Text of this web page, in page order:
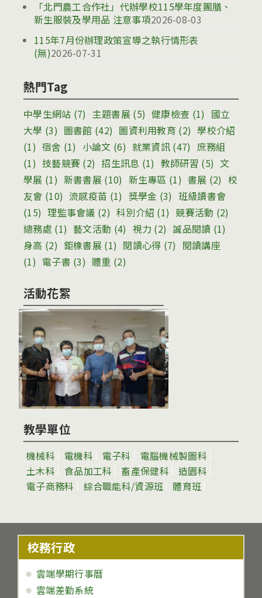
「北門農工合作社」代辦學校115學年度團膳、
新生服裝及學用品 注意事項2026-08-03
115年7月份辦理政策宣導之執行情形表
(無)2026-07-31
熱門Tag
中學生網站 (7) 主題書展(5) 健康檢查 (1) 國立
大學 (3) 圖書館 (42) 圖資利用教育 (2) 學校介紹
(1) 宿舍 (1) 小論文 (6) 就業資訊 (47) 庶務組
(1) 技藝競賽 (2) 招生訊息 (1) 教師研習 (5) 文
學展 (1) 新書書展 (10) 新生專區 (1) 書展 (2) 校
友會 (10) 流感疫苗 (1) 獎學金 (3) 班級讀書會
(15) 理監事會議 (2) 科別介紹 (1) 競賽活動 (2)
總務處 (1) 藝文活動 (4) 視力 (2) 誠品閱讀 (1)
身高 (2) 鉅橡書展 (1) 閱讀心得 (7) 閱讀講座
(1) 電子書 (3) 體重 (2)
活動花絮
教學單位
機械科 電機科 電子科
電腦機械製圖科
土木科
食品加工科 畜產保健科
造園科
電子商務科
綜合職能科/資源班 體育班
校務行政
雲端學期行事曆
雲端差勤系統